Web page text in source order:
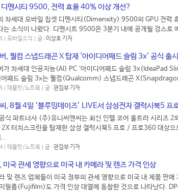
디멘시티 9500, 전력 효율 40% 이상 개선?
차세대 모바일 칩셋 디멘시티(Dimensity) 9500의 GPU 전력
는 소식이 나왔다. 디멘시트 9500은 3분기 내에 공개될 겅스로
| 모바일소식 | 글 :이상호 기자
, 퀄컴 스냅드래곤 X 탑재 '아이디어패드 슬림 3x' 공식 출시
가 차세대 인공지능(AI) PC ‘아이디어패드 슬림 3x(IdeaPad
어패드 슬림 3x는 퀄컴(Qualcomm) 스냅드래곤
| 태블릿/노트북 | 글 :편집부 기자
, 8월 4일 ‘블루밍데이즈’ LIVE서 삼성전자 갤럭시북5 프
식 파트너사 (주)유니씨앤씨는 최신 인텔 코어 울트라 시리즈
터치스크린을 탑재한 삼성 갤럭시북5 프로 / 프로360 대상
| 태블릿/노트북 | 글 :편집부 기자
미국 관세 영향으로 미국 내 카메라 및 렌즈 가격 인상
및 렌즈 업체들이 미국 정부의 관세 영향으로 미국 내 제품 판
필름(Fujifilm)도 가격 인상 대열에 동참한 것으로 나타났다.